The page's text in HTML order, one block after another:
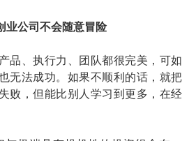
公司不会随意冒险
、执行力、团队都很完美，可如
无法成功。如果不顺利的话，就把
败，但能比别人学习到更多，在经